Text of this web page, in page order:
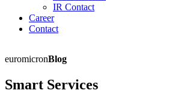
IR Contact
Career
Contact
euromicronBlog
Smart Services